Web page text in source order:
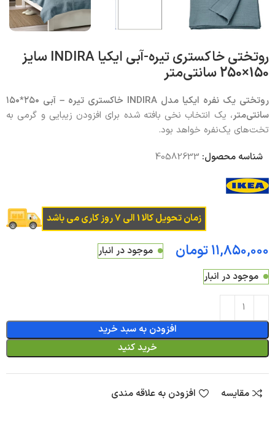
روتختی خاکستری تیره-آبی ایکیا INDIRA سایز
150×250 سانتی‌متر
روتختی یک نفره ایکیا مدل INDIRA خاکستری تیره – آبی ۲۵۰*۱۵۰
سانتی‌متر، یک انتخاب نخی بافته شده برای افزودن زیبایی و گرمی به
تخت‌های یک‌نفره خواهد بود.
شناسه محصول: 40582633
زمان تحویل کالا 1 الی 7 روز کاری می باشد
تومان
موجود در انبار
موجود در انبار
افزودن به سبد خرید
خرید کنید
مقایسه افزودن به علاقه مندی